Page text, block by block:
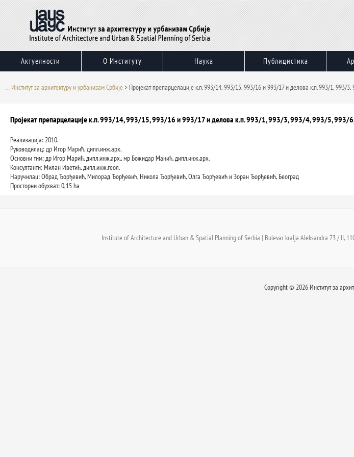
Пређи
Актуелности О Институту Наука Публицистика
. . . Институт за архитектуру и урбанизам Србије> Пројекат препарцелације к.п. 993/14, 993/15, 993/16 и 993/17 и делова к.п. 993/1,
Пројекат препарцелације к.п. 993/14, 993/15, 993/16 и 993/17 и делова к.п. 993/1, 993/3, 993/4, 993/5,
Реализација: 2010.
Руководилац: др Игор Марић, дипл.инж.арх.
Основни тим: др Игор Марић, дипл.инж.арх., мр Божидар Манић, дипл.инж.арх.
Консултанти: Милан Иветић, дипл.инж.геол.
Наручилац: Обрад Ђорђевић, Милорад Ђорђевић, Никола Ђорђевић, Олга Ђорђевић и Зоран Ђорђевић, Београд
Просторни обухват: 0,15 ha
Institute of Architecture and Urban & Spatial Planning of Serbia | Bulevar kralja Aleksandra 73 / II,
Copyright © 2026 Институт за